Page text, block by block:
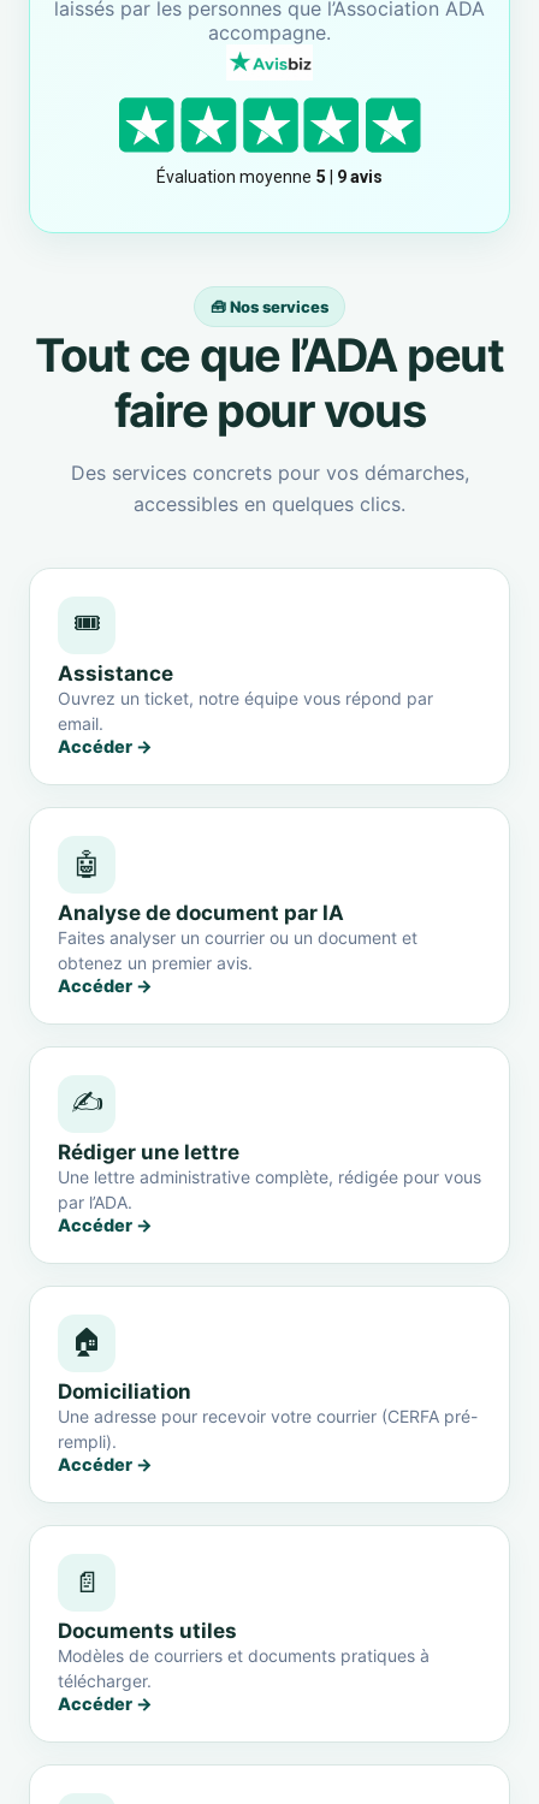
laissés par les personnes que l’Association ADA
accompagne.
🧰 Nos services
Tout ce que l’ADA peut
faire pour vous
Des services concrets pour vos démarches,
accessibles en quelques clics.
🎟️
Assistance
Ouvrez un ticket, notre équipe vous répond par
email.
Accéder →
🤖
Analyse de document par IA
Faites analyser un courrier ou un document et
obtenez un premier avis.
Accéder →
✍️
Rédiger une lettre
Une lettre administrative complète, rédigée pour vous
par l’ADA.
Accéder →
🏠
Domiciliation
Une adresse pour recevoir votre courrier (CERFA pré-
rempli).
Accéder →
📄
Documents utiles
Modèles de courriers et documents pratiques à
télécharger.
Accéder →